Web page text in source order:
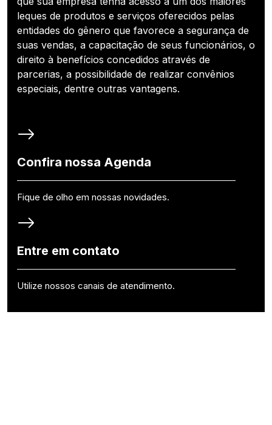
leques de produtos e serviços oferecidos pelas
entidades do gênero que favorece a segurança de
suas vendas, a capacitação de seus funcionários, o
direito à benefícios concedidos através de
parcerias, a possibilidade de realizar convênios
especiais, dentre outras vantagens.
Confira nossa Agenda
Fique de olho em nossas novidades.
Entre em contato
Utilize nossos canais de atendimento.